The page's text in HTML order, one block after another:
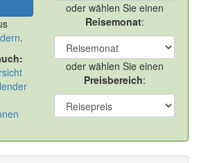
.
oder wählen Sie einen
Reisemonat:
oder wählen Sie einen
Preisbereich: